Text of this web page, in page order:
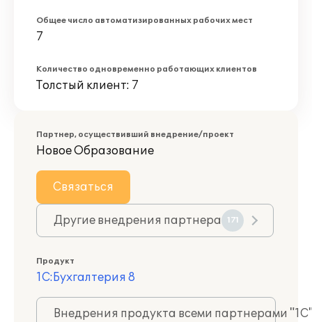
Общее число автоматизированных рабочих мест
7
Количество одновременно работающих клиентов
Толстый клиент: 7
Партнер, осуществивший внедрение/проект
Новое Образование
Связаться
Другие внедрения партнера 171
Продукт
1С:Бухгалтерия 8
Внедрения продукта всеми партнерами